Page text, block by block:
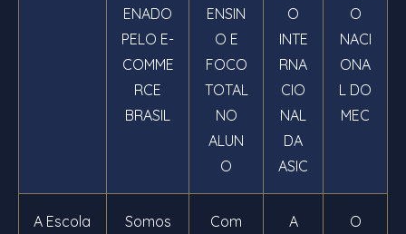
ENADO
PELO E-
COMME
RCE
BRASIL
ENSIN
O E
FOCO
TOTAL
NO
ALUN
O
O
INTE
RNA
CIO
NAL
DA
ASIC
O
NACI
ONA
L DO
MEC
A Escola
Somos
Com
A
O